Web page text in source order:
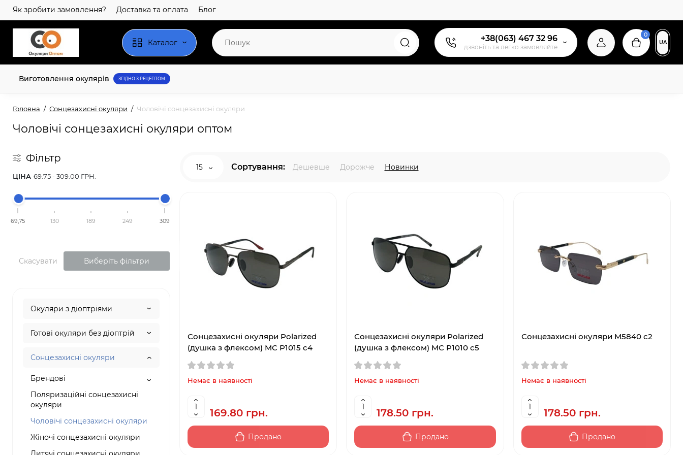
Як зробити замовлення? Доставка та оплата Блог
Каталог +38(063) 467 32 96
дзвонiть та легко замовляйте
0
UA
Виготовлення окулярів ЗГІДНО З РЕЦЕПТОМ
Головна Сонцезахисні окуляри Чоловічі сонцезахисні окуляри
Чоловічі сонцезахисні окуляри оптом
Фільтр
69.75-309.00 ГРН.
ЦІНА
69,75 130 189 249 309
Скасувати Виберіть фільтри
Окуляри з діоптріями
Готові окуляри без діоптрій
Сонцезахисні окуляри
Брендові
Поляризаційні сонцезахисні
окуляри
Чоловічі сонцезахисні окуляри
Жіночі сонцезахисні окуляри
15 Сортування: Дешевше Дорожче Новинки
Сонцезахисні окуляри Polarized
(душка з флексом) MC P1015 c4
Немає в наявності
169.80 грн.
Продано
Сонцезахисні окуляри Polarized
(душка з флексом) MC P1010 c5
Немає в наявності
178.50 грн.
Продано
Сонцезахисні окуляри M5840 c2
Немає в наявності
178.50 грн.
Продано